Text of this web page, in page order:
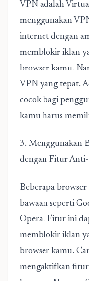
VPN adalah
menggunakan
internet dengan
memblokir iklan
browser kamu.
VPN yang tepat.
cocok bagi
kamu harus
3. Menggunakan
dengan Fitur
Beberapa
bawaan seperti
Opera. Fitur ini
memblokir iklan
browser kamu.
mengaktifkan